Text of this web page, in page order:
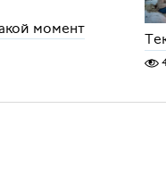
момент